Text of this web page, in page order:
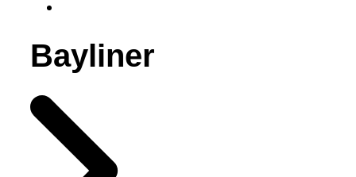
Bayliner